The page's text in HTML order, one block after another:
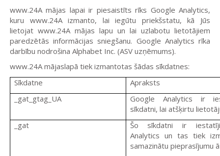
www.24A mājas lapai ir piesaistīts rīks Google Analytics,
kuru www.24Aizmanto, lai iegūtu priekšstatu, kā Jūs
lietojat www.24A mājas lapu un lai uzlabotu lietotājiem
paredzētās informācijas sniegšanu. Google Analytics rīka
darbību nodrošina Alphabet Inc. (ASV uzņēmums).
www.24Amājaslapā tiek izmantotas šādas sīkdatnes:
Sīkdatne
Apraksts
_gat_gtag_UA
Google Analytics ir
sīkdatni, lai atšķirtu
_gat
Šo sīkdatni ir
Analytics un tas tiek
samazinātu pieprasījumu